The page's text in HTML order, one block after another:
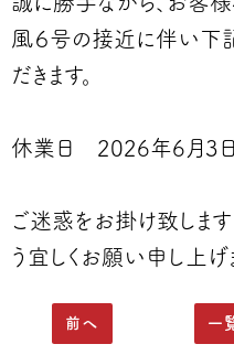
風６号の接近に伴い下
だきます。
休業日 2026年6月3日
ご迷惑をお掛け致しま
う宜しくお願い申し上げ
前へ 一